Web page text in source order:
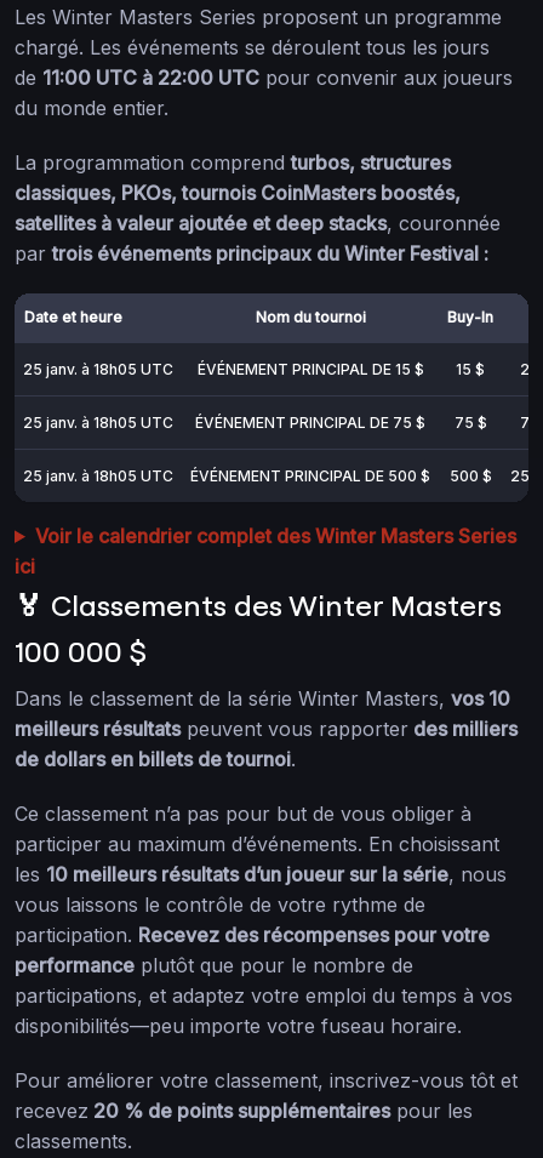
Les Winter Masters Series proposent un programme
chargé. Les événements se déroulent tous les jours
de 11:00 UTC à 22:00 UTC pour convenir aux joueurs
du monde entier.
La programmation comprendturbos, structures
classiques, PKOs, tournois CoinMasters boostés,
satellites à valeur ajoutée et deep stacks, couronnée
partrois événements principaux du Winter Festival :
Date et heure Nom du tournoi Buy-In
25 janv. à 18h05 UTC ÉVÉNEMENT PRINCIPAL DE 15 $ 15 $ 20
25 janv. à 18h05 UTC ÉVÉNEMENT PRINCIPAL DE 75 $ 75 $ 75
25 janv. à 18h05 UTC ÉVÉNEMENT PRINCIPAL DE 500 $ 500 $ 250
Voir le calendrier complet des Winter Masters Series
ici
🏅 Classements des Winter Masters
100 000 $
Dans le classement de la série Winter Masters, vos 10
meilleurs résultatspeuvent vous rapporter des milliers
de dollars en billets de tournoi.
Ce classement n’a pas pour but de vous obliger à
participer au maximum d’événements. En choisissant
les 10 meilleurs résultats d’un joueur sur la série, nous
vous laissons le contrôle de votre rythme de
participation. Recevez des récompenses pour votre
performance plutôt que pour le nombre de
participations, et adaptez votre emploi du temps à vos
disponibilités—peu importe votre fuseau horaire.
Pour améliorer votre classement, inscrivez-vous tôt et
recevez 20 % de points supplémentairespour les
classements.